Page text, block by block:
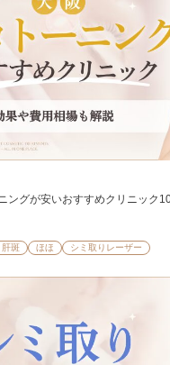
ングが安いおすすめクリニック
肝斑 ほほ シミ取りレーザー